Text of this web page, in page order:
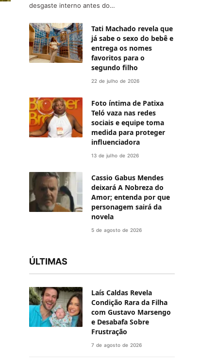
desgaste interno antes do…
Tati Machado revela que
já sabe o sexo do bebê e
entrega os nomes
favoritos para o
segundo filho
22 de julho de 2026
Foto íntima de Patixa
Teló vaza nas redes
sociais e equipe toma
medida para proteger
influenciadora
13 de julho de 2026
Cassio Gabus Mendes
deixará A Nobreza do
Amor; entenda por que
personagem sairá da
novela
5 de agosto de 2026
ÚLTIMAS
Laís Caldas Revela
Condição Rara da Filha
com Gustavo Marsengo
e Desabafa Sobre
Frustração
7 de agosto de 2026